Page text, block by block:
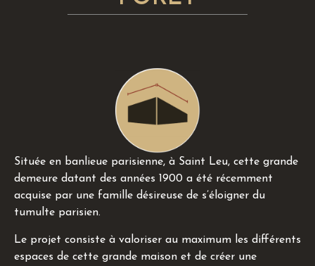
Située en banlieue parisienne, à Saint Leu, cette grande
demeure datant des années 1900 a été récemment
acquise par une famille désireuse de s’éloigner du
tumulte parisien.
Le projet consiste à valoriser au maximum les différents
espaces de cette grande maison et de créer une